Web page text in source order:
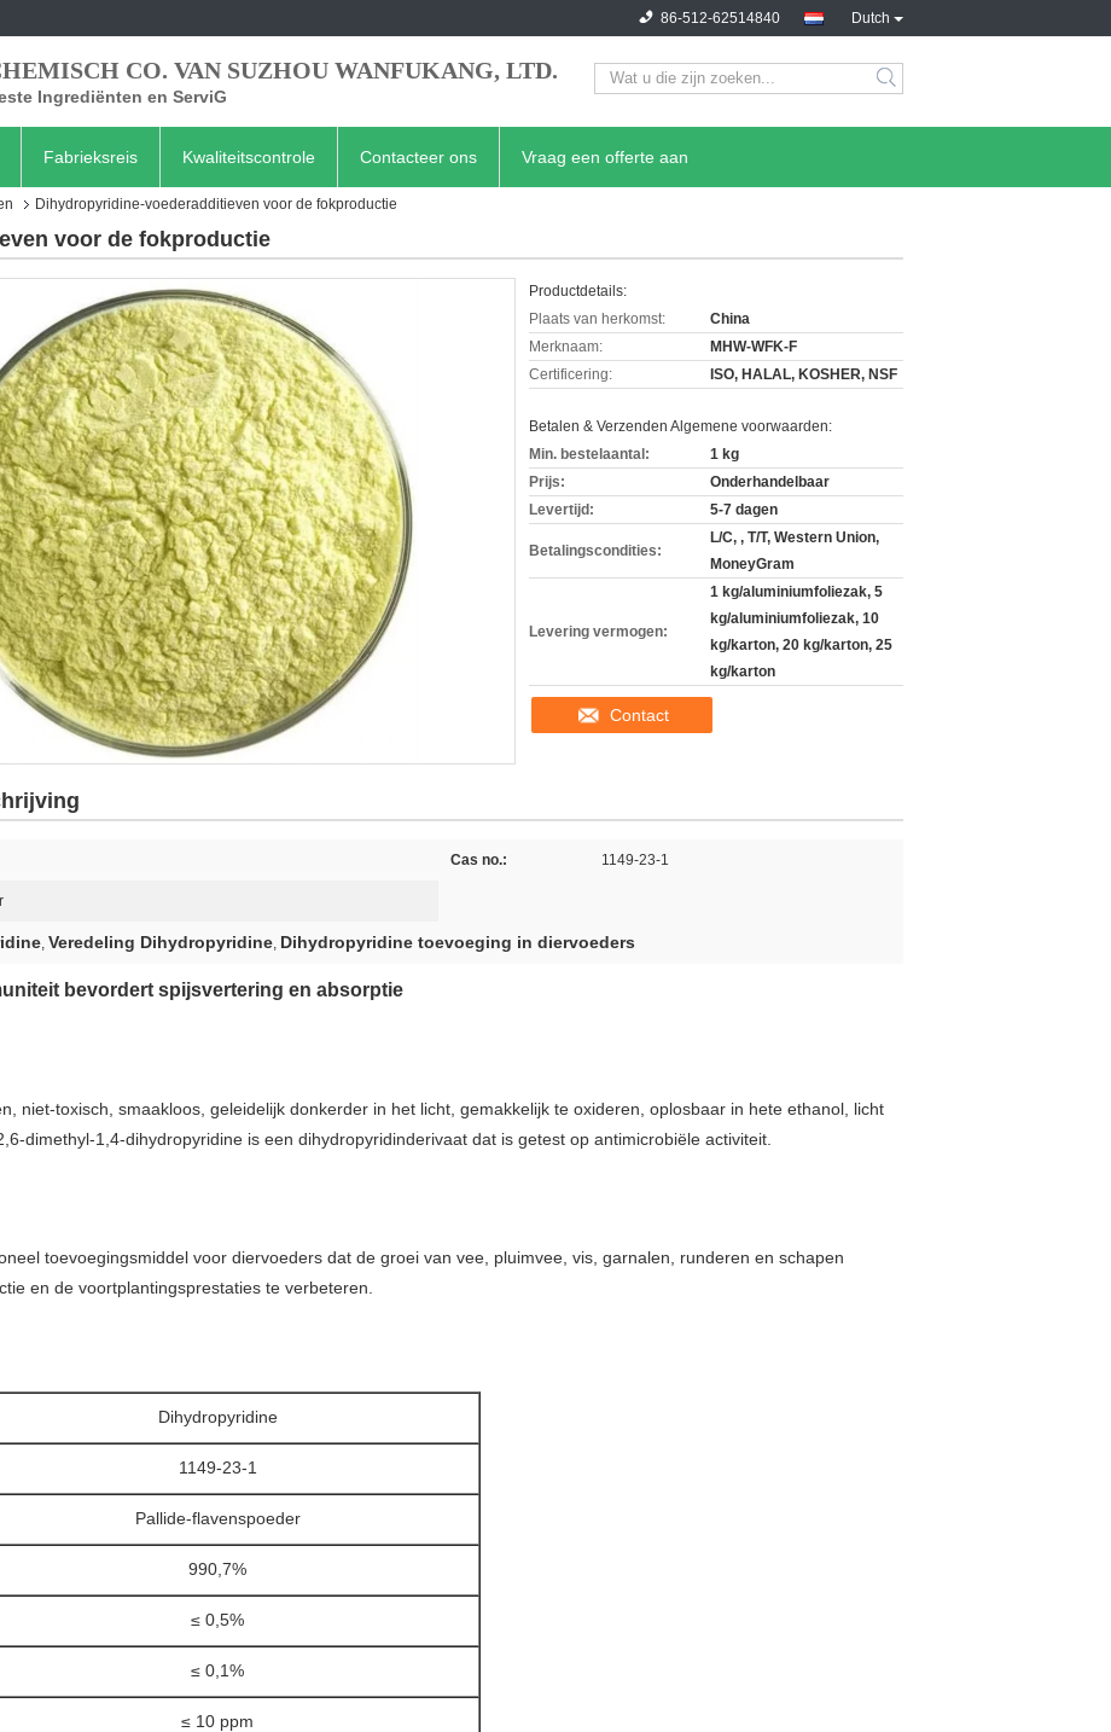
Dutch
86-512-62514840
CO. VAN SUZHOU WANFUKANG, LTD.
Ingrediënten en ServiG
Fabrieksreis Kwaliteitscontrole Contacteer ons Vraag een offerte aan
Dihydropyridine-voederadditieven voor de fokproductie
voor de fokproductie
Productdetails:
Plaats van herkomst:
China
Merknaam:
MHW-WFK-F
Certificering:
ISO, HALAL, KOSHER, NSF
Betalen & Verzenden Algemene voorwaarden:
Min. bestelaantal:
1 kg
Prijs:
Onderhandelbaar
Levertijd:
5-7 dagen
Betalingscondities:
L/C, , T/T, Western Union,
MoneyGram
Levering vermogen:
1 kg/aluminiumfoliezak, 5
kg/aluminiumfoliezak, 10
kg/karton, 20 kg/karton, 25
kg/karton
Contact
Cas no.: 1149-23-1
, Veredeling Dihydropyridine, Dihydropyridine toevoeging in diervoeders
bevordert spijsvertering en absorptie
niet-toxisch, smaakloos, geleidelijk donkerder in het licht, gemakkelijk te oxideren, oplosbaar in hete ethanol, licht
dimethyl-1,4-dihydropyridine is een dihydropyridinderivaat dat is getest op antimicrobiële activiteit.
toevoegingsmiddel voor diervoeders dat de groei van vee, pluimvee, vis, garnalen, runderen en schapen
en de voortplantingsprestaties te verbeteren.
Dihydropyridine
1149-23-1
Pallide-flavenspoeder
990,7%
≤ 0,5%
≤ 0,1%
≤ 10 ppm